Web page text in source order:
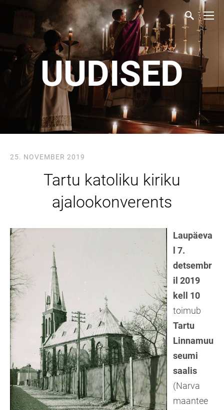
UUDISED
25. NOVEMBER 2019
Tartu katoliku kiriku
ajalookonverents
Laupäeva
l 7.
detsembr
il 2019
kell 10
toimub
Tartu
Linnamuu
seumi
saalis
(Narva
maantee